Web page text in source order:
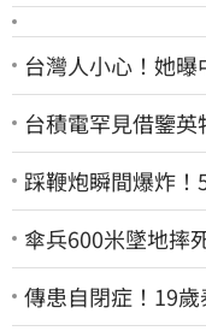
台灣人小心！她
台積電罕見借鑒
踩鞭炮瞬間爆炸
傘兵600米墜地摔
傳患自閉症！19